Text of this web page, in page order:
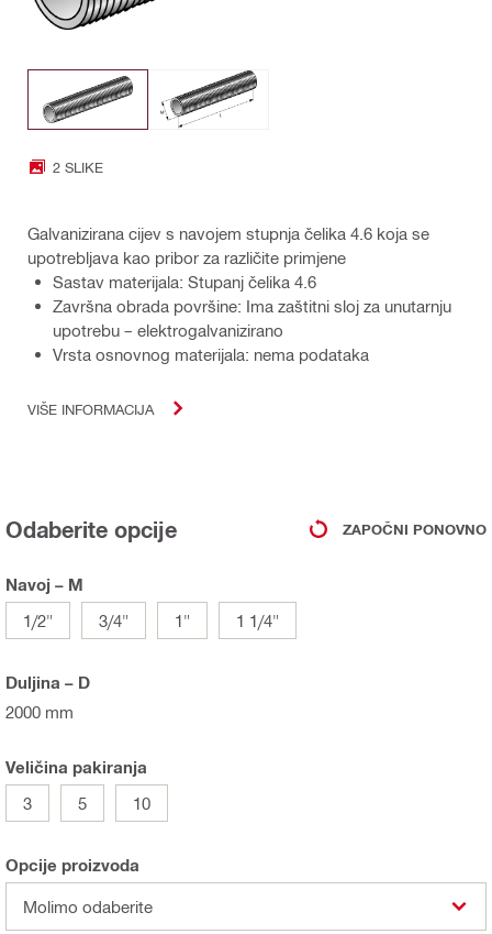
2 SLIKE
Galvanizirana cijev s navojem stupnja čelika 4.6 koja se
upotrebljava kao pribor za različite primjene
Sastav materijala: Stupanj čelika 4.6
Završna obrada površine: Ima zaštitni sloj za unutarnju
upotrebu – elektrogalvanizirano
Vrsta osnovnog materijala: nema podataka
VIŠE INFORMACIJA
Odaberite opcije ZAPOČNI PONOVNO
Navoj – M
1/2"
3/4" 1" 1 1/4"
Duljina – D
2000 mm
Veličina pakiranja
3
5 10
Opcije proizvoda
Molimo odaberite